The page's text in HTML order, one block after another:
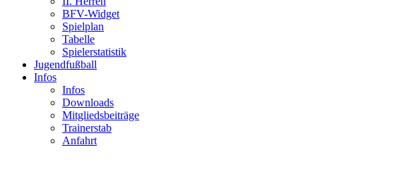
BFV-Widget
Spielplan
Tabelle
Spielerstatistik
Jugendfußball
Infos
Infos
Downloads
Mitgliedsbeiträge
Trainerstab
Anfahrt